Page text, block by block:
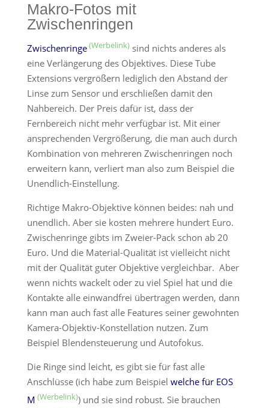
Makro-Fotos mit
Zwischenringen
Zwischenringe
sind nichts anderes als
eine Verlängerung des Objektives. Diese Tube
Extensions vergrößern lediglich den Abstand der
Linse zum Sensor und erschließen damit den
Nahbereich. Der Preis dafür ist, dass der
Fernbereich nicht mehr verfügbar ist. Mit einer
ansprechenden Vergrößerung, die man auch durch
Kombination von mehreren Zwischenringen noch
erweitern kann, verliert man also zum Beispiel die
Unendlich-Einstellung.
Richtige Makro-Objektive können beides: nah und
unendlich. Aber sie kosten mehrere hundert Euro.
Zwischenringe gibts im Zweier-Pack schon ab 20
Euro. Und die Material-Qualität ist vielleicht nicht
mit der Qualität guter Objektive vergleichbar. Aber
wenn nichts wackelt oder zu viel Spiel hat und die
Kontakte alle einwandfrei übertragen werden, dann
kann man auch fast alle Features seiner gewohnten
Kamera-Objektiv-Konstellation nutzen. Zum
Beispiel Blendensteuerung und Autofokus.
Die Ringe sind leicht, es gibt sie für fast alle
Anschlüsse (ich habe zum Beispiel welche für EOS
M
) und sie sind robust. Sie brauchen